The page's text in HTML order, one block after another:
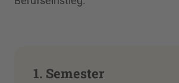
1. Semester